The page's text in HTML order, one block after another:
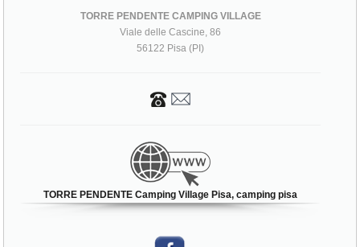
TORRE PENDENTE CAMPING VILLAGE
Viale delle Cascine, 86
56122 Pisa (PI)
TORRE PENDENTE Camping Village Pisa, camping pisa